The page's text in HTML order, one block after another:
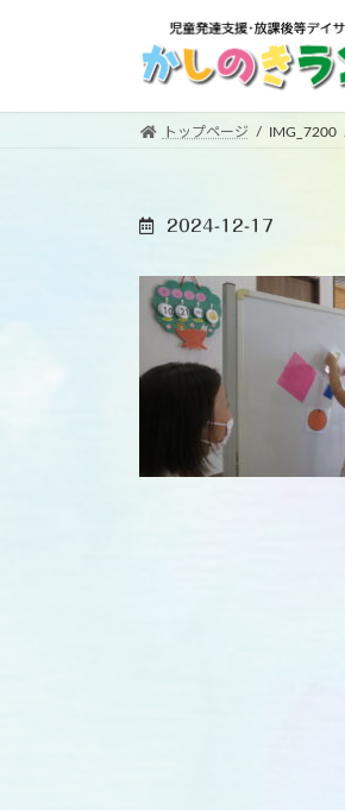
トップページ IMG_7200
2024-12-17